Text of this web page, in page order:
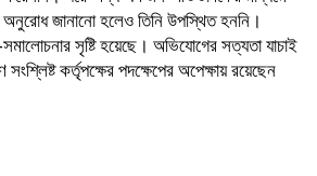
জানানো হলেও তিনি উপস্থিত হননি।
সৃষ্টি হয়েছে। অভিযোগের সত্যতা যাচাই
কর্তৃপক্ষের পদক্ষেপের অপেক্ষায় রয়েছেন